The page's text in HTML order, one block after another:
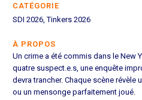
CATÉGORIE
SDI 2026, Tinkers 2026
À PROPOS
Un crime a été commis dans le New
quatre suspect.e.s, une enquête
devra trancher. Chaque scène révèle
ou un mensonge parfaitement joué.